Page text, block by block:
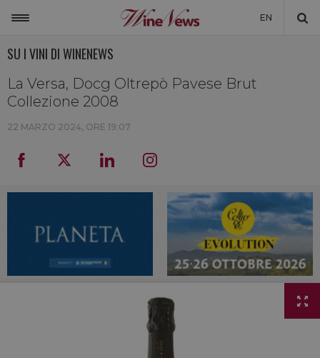
EN
MONDO
LA CANTINA DI WINENEWS
DICONO DI NOI
WINENEWS TV
SU I VINI DI WINENEWS
La Versa, Docg Oltrepò Pavese Brut
Collezione 2008
22 MARZO 2024, ORE 19:07